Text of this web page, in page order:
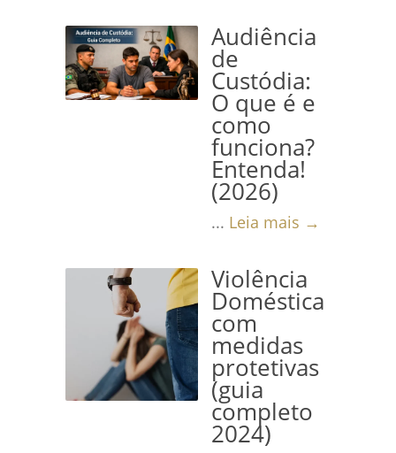
Audiência
de
Custódia:
O que é e
como
funciona?
Entenda!
(2026)
... Leia mais →
Violência
Doméstica
com
medidas
protetivas
(guia
completo
2024)